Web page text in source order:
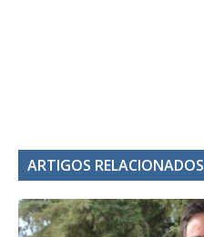
ARTIGOS RELACIONADOS